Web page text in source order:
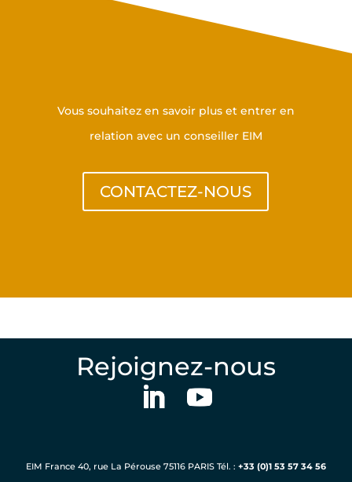
Prenez contact avec nous
Vous souhaitez en savoir plus et entrer en
relation avec un conseiller EIM
CONTACTEZ-NOUS
Rejoignez-nous
EIM France 40, rue La Pérouse 75116 PARIS Tél. : +33 (0)1 53 57 34 56